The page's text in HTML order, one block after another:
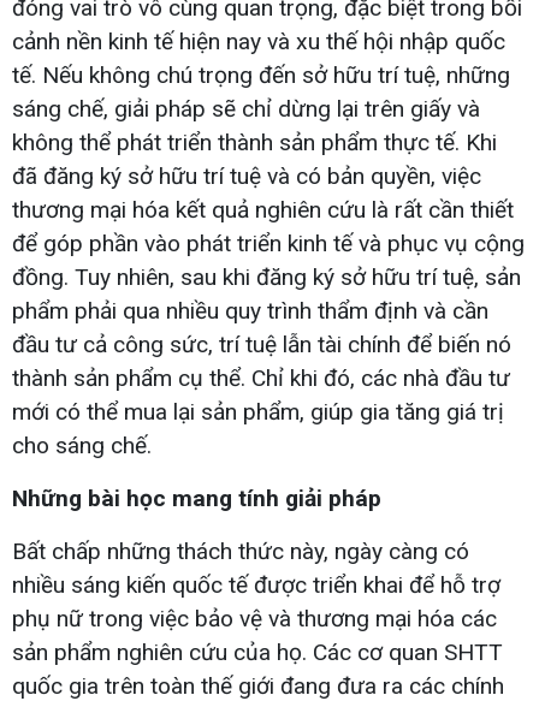
đóng vai trò vô cùng quan trọng, đặc biệt trong bối
cảnh nền kinh tế hiện nay và xu thế hội nhập quốc
tế. Nếu không chú trọng đến sở hữu trí tuệ, những
sáng chế, giải pháp sẽ chỉ dừng lại trên giấy và
không thể phát triển thành sản phẩm thực tế. Khi
đã đăng ký sở hữu trí tuệ và có bản quyền, việc
thương mại hóa kết quả nghiên cứu là rất cần thiết
để góp phần vào phát triển kinh tế và phục vụ cộng
đồng. Tuy nhiên, sau khi đăng ký sở hữu trí tuệ, sản
phẩm phải qua nhiều quy trình thẩm định và cần
đầu tư cả công sức, trí tuệ lẫn tài chính để biến nó
thành sản phẩm cụ thể. Chỉ khi đó, các nhà đầu tư
mới có thể mua lại sản phẩm, giúp gia tăng giá trị
cho sáng chế.
Những bài học mang tính giải pháp
Bất chấp những thách thức này, ngày càng có
nhiều sáng kiến quốc tế được triển khai để hỗ trợ
phụ nữ trong việc bảo vệ và thương mại hóa các
sản phẩm nghiên cứu của họ. Các cơ quan SHTT
quốc gia trên toàn thế giới đang đưa ra các chính